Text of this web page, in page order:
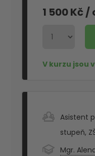
1 500 Kč/
Asistent
stupeň,
Mgr.